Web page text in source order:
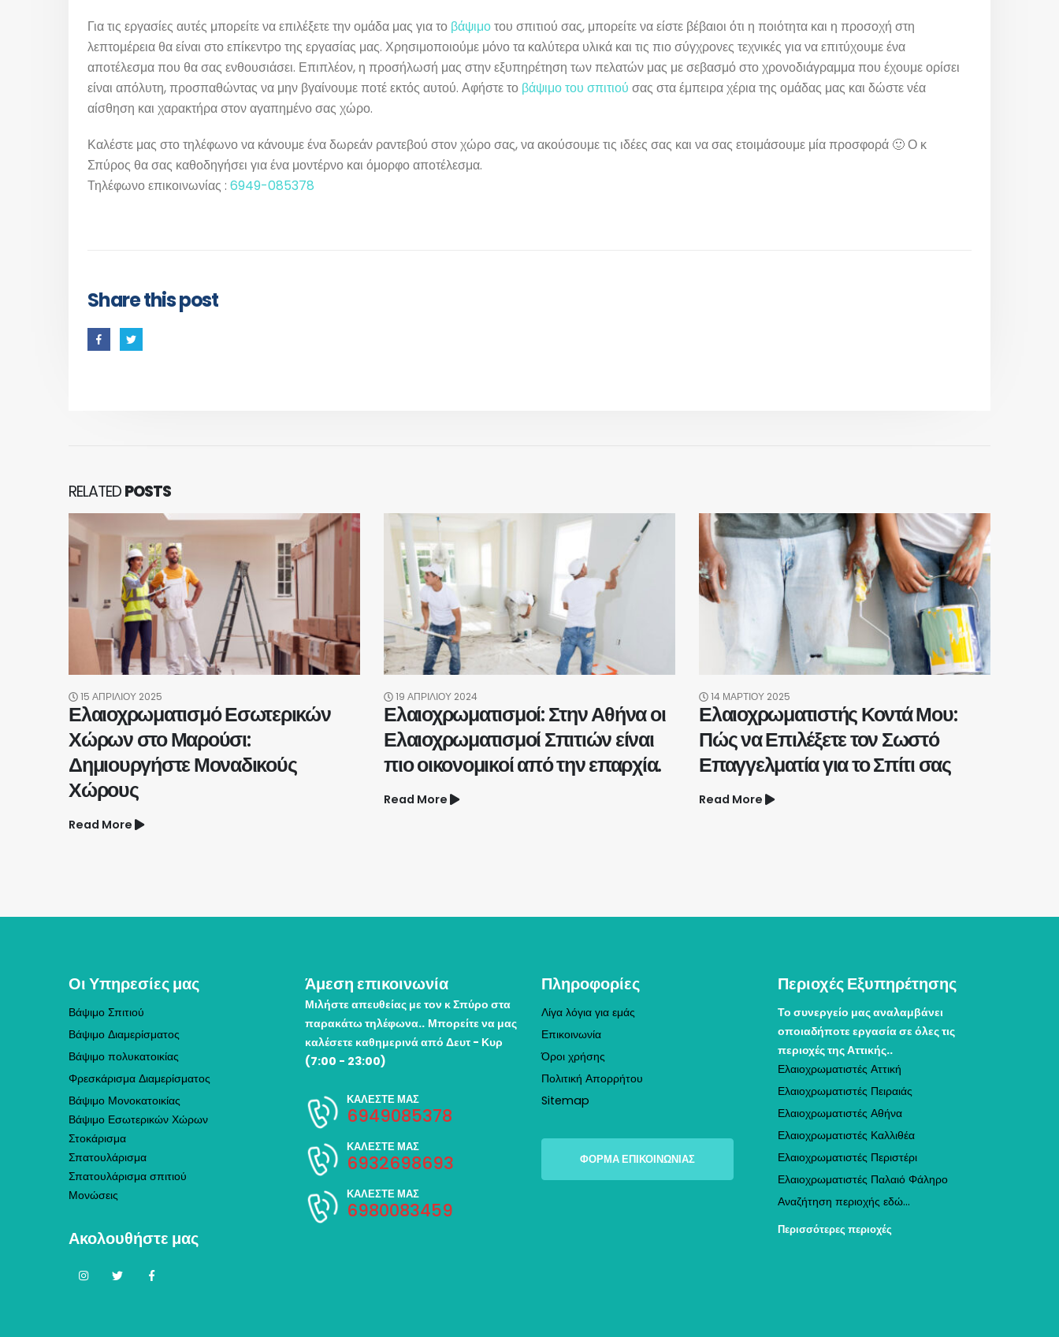
Για τις εργασίες αυτές μπορείτε να επιλέξετε την ομάδα μας για το βάψιμοτου σπιτιού σας, μπορείτε να είστε βέβαιοι ότι η ποιότητα και η προσοχή στη
λεπτομέρεια θα είναι στο επίκεντρο της εργασίας μας. Χρησιμοποιούμε μόνο τα καλύτερα υλικά και τις πιο σύγχρονες τεχνικές για να επιτύχουμε ένα
αποτέλεσμα που θα σας ενθουσιάσει. Επιπλέον, η προσήλωσή μας στην εξυπηρέτηση των πελατών μας με σεβασμό στο χρονοδιάγραμμα που έχουμε ορίσει
είναι απόλυτη, προσπαθώντας να μην βγαίνουμε ποτέ εκτός αυτού. Αφήστε το βάψιμο του σπιτιού σας στα έμπειρα χέρια της ομάδας μας και δώστε νέα
αίσθηση και χαρακτήρα στον αγαπημένο σας χώρο.
Καλέστε μας στο τηλέφωνο να κάνουμε ένα δωρεάν ραντεβού στον χώρο σας, να ακούσουμε τις ιδέες σας και να σας ετοιμάσουμε μία προσφορά 🙂 Ο κ
Σπύρος θα σας καθοδηγήσει για ένα μοντέρνο και όμορφο αποτέλεσμα.
Τηλέφωνο επικοινωνίας : 6949-085378
Share this post
RELATEDPOSTS
15 ΑΠΡΙΛΊΟΥ 2025
Ελαιοχρωματισμό Εσωτερικών
Χώρων στο Μαρούσι:
Δημιουργήστε Μοναδικούς
Χώρους
Read More
19 ΑΠΡΙΛΊΟΥ 2024
Ελαιοχρωματισμοί: Στην Αθήνα οι
Ελαιοχρωματισμοί Σπιτιών είναι
πιο οικονομικοί από την επαρχία.
Read More
14 ΜΑΡΤΊΟΥ 2025
Ελαιοχρωματιστής Κοντά Μου:
Πώς να Επιλέξετε τον Σωστό
Επαγγελματία για το Σπίτι σας
Read More
Οι Υπηρεσίες μας
Βάψιμο Σπιτιού
Βάψιμο Διαμερίσματος
Βάψιμο πολυκατοικίας
Φρεσκάρισμα Διαμερίσματος
Βάψιμο Μονοκατοικίας
Βάψιμο Εσωτερικών Χώρων
Στοκάρισμα
Σπατουλάρισμα
Σπατουλάρισμα σπιτιού
Μονώσεις
Ακολουθήστε μας
Άμεση επικοινωνία
Μιλήστε απευθείας με τον κ Σπύρο στα
παρακάτω τηλέφωνα.. Μπορείτε να μας
καλέσετε καθημερινά από Δευτ - Κυρ
(7:00 - 23:00)
ΚΑΛΕΣΤΕ ΜΑΣ
6949085378
ΚΑΛΕΣΤΕ ΜΑΣ
6932698693
ΚΑΛΕΣΤΕ ΜΑΣ
6980083459
Πληροφορίες
Λίγα λόγια για εμάς
Επικοινωνία
Όροι χρήσης
Πολιτική Απορρήτου
Sitemap
ΦΟΡΜΑ ΕΠΙΚΟΙΝΩΝΙΑΣ
Περιοχές Εξυπηρέτησης
Το συνεργείο μας αναλαμβάνει
οποιαδήποτε εργασία σε όλες τις
περιοχές της Αττικής..
Ελαιοχρωματιστές Αττική
Ελαιοχρωματιστές Πειραιάς
Ελαιοχρωματιστές Αθήνα
Ελαιοχρωματιστές Καλλιθέα
Ελαιοχρωματιστές Περιστέρι
Ελαιοχρωματιστές Παλαιό Φάληρο
Αναζήτηση περιοχής εδώ...
Περισσότερες περιοχές